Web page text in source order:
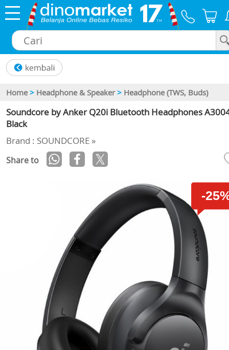
Home > Headphone & Speaker > Headphone (TWS, Buds)
Soundcore by Anker Q20i Bluetooth Headphones
Black
Brand : SOUNDCORE »
Share to
-